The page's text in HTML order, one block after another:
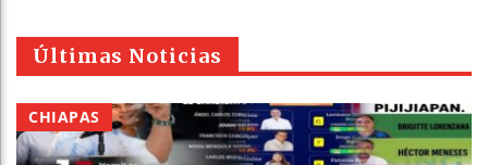
Últimas Noticias
CHIAPAS